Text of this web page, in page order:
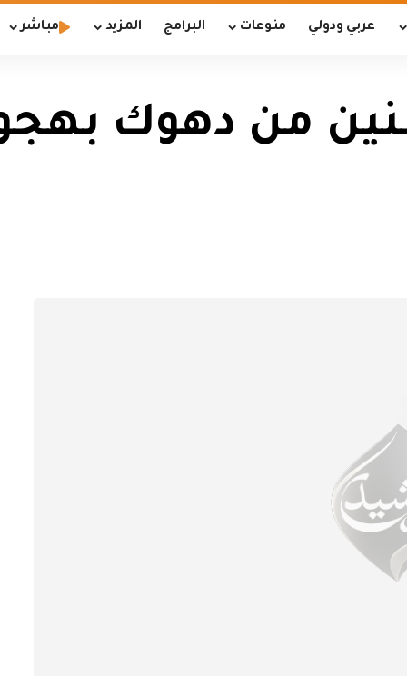
عربي ودولي منوعات البرامج المزيد مباشر
من دهوك